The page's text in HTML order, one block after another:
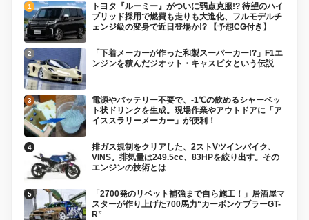
トヨタ『ルーミー』がついに弱点克服!? 待望のハイ
ブリッド採用で燃費も走りも大進化、フルモデルチ
ェンジ級の変身で近日登場か!? 【予想CG付き】
「下着メーカーが作った和製スーパーカー!?」F1エ
ンジンを積んだジオット・キャスピタという伝説
電源やバッテリー不要で、-1℃の飲めるシャーベッ
ト状ドリンクを生成。現場作業やアウトドアに「ア
イススラリーメーカー」が便利！
排ガス規制をクリアした、2ストVツインバイク、
VINS。排気量は249.5cc、83HPを絞り出す。その
エンジンの技術とは
「2700発のリベット補強まで自ら施工！」居酒屋マ
スターが作り上げた700馬力“カーボンケブラーGT-
R”